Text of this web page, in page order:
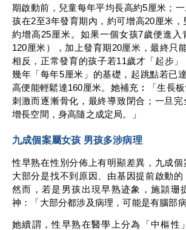
期啟動前，兒童每年平均長高約5厘米；
孩在2至3年發育期內，約可增高20厘米
約增高25厘米。如果一個女孩7歲便進入
120厘米），加上發育期20厘米，最終只
相反，正常發育的孩子若11歲才「起步
幾年「每年5厘米」的基礎，起跳點若已
高便能輕鬆達160厘米。她補充︰「生長
刺激而逐漸骨化，最終導致閉合；一旦
增長空間，身高隨之成定局。」
九成個案屬女孩 男孩多涉病理
性早熟在性別分佈上有明顯差異，九成個
大部分是找不到原因、由基因提前啟動的
然而，若是男孩出現早熟迹象，施頴珊
神：「大部分都涉及病理，可能是有腦部病
她續謂，性早熟在醫學上分為「中樞性